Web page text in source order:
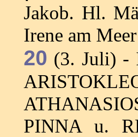
Jakob. Hl.
Irene am
20 (3. Juli) -
PINNA u.